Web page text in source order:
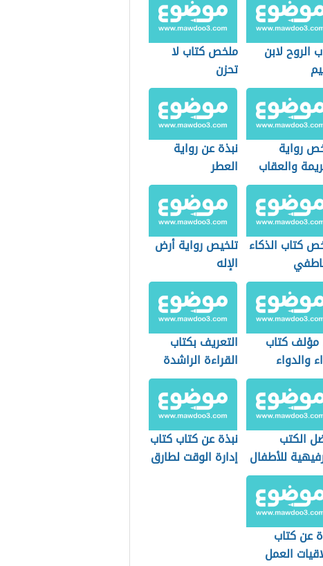
الروح لابن
ملخص كتاب لا
تحزن
رواية
والعقاب
نبذة عن رواية
العطر
كتاب الذكاء تلخيص رواية أرض
الإله
كتاب
والدواء
التعريف بكتاب
القراءة الراشدة
الكتب
للأطفال
نبذة عن كتاب كتاب
إدارة الوقت لطارق
عن كتاب
العمل